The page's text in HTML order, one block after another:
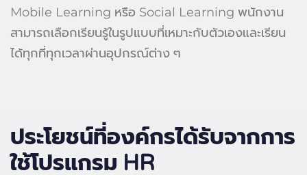
Mobile Learning หรือ Social Learning พนักงาน
สามารถเลือกเรียนรู้ในรูปแบบที่เหมาะกับตัวเองและเรียน
ได้ทุกที่ทุกเวลาผ่านอุปกรณ์ต่าง ๆ
ประโยชน์ที่องค์กรได้รับจากการ
ใช้โปรแกรม HR